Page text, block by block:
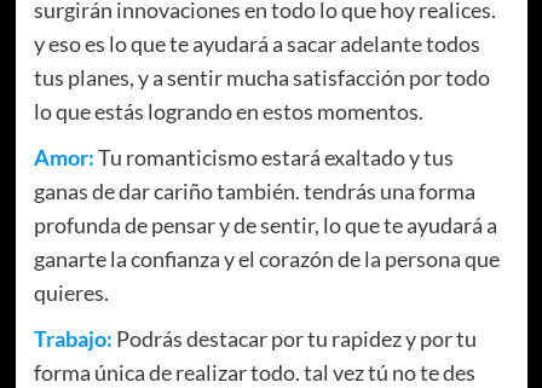
surgirán innovaciones en todo lo que hoy realices.
y eso es lo que te ayudará a sacar adelante todos
tus planes, y a sentir mucha satisfacción por todo
lo que estás logrando en estos momentos.
Amor:Tu romanticismo estará exaltado y tus
ganas de dar cariño también. tendrás una forma
profunda de pensar y de sentir, lo que te ayudará a
ganarte la confianza y el corazón de la persona que
quieres.
Trabajo: Podrás destacar por tu rapidez y por tu
forma única de realizar todo. tal vez tú no te des